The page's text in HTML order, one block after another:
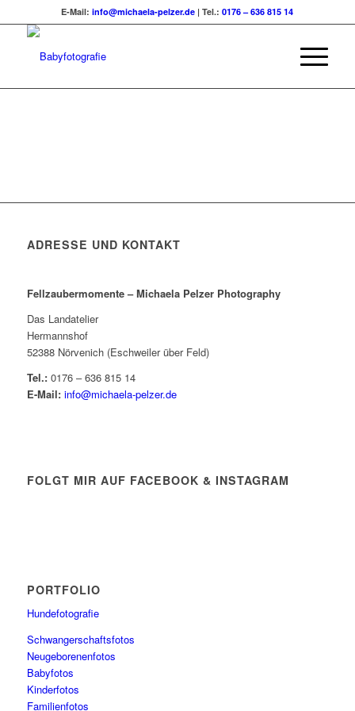
E-Mail:info@michaela-pelzer.de | Tel.:0176 – 636 815 14
ADRESSE UND KONTAKT
Fellzaubermomente –Michaela Pelzer Photography
Das Landatelier
Hermannshof
52388 Nörvenich (Eschweiler über Feld)
Tel.:0176 – 636 815 14
E-Mail: info@michaela-pelzer.de
FOLGT MIR AUF FACEBOOK & INSTAGRAM
PORTFOLIO
Hundefotografie
Schwangerschaftsfotos
Neugeborenenfotos
Babyfotos
Kinderfotos
Familienfotos